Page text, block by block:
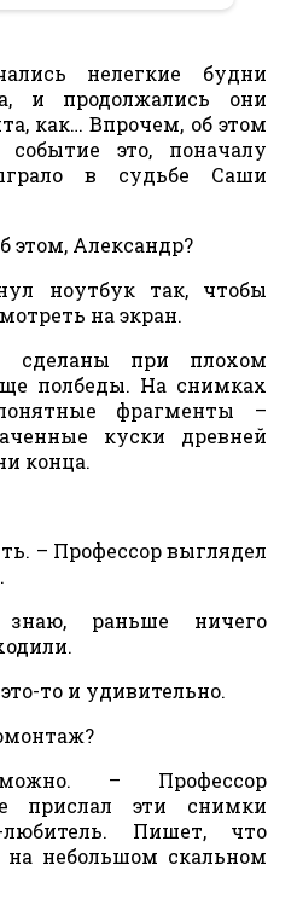
нелегкие будни
и продолжались они
как… Впрочем, об этом
событие это, поначалу
в судьбе Саши
этом, Александр?
ноутбук так, чтобы
на экран.
сделаны при плохом
полбеды. На снимках
фрагменты –
куски древней
конца.
– Профессор выглядел
раньше ничего
то и удивительно.
– Профессор
прислал эти снимки
любитель. Пишет, что
небольшом скальном